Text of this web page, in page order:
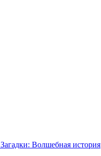
Загадки: Волшебная история